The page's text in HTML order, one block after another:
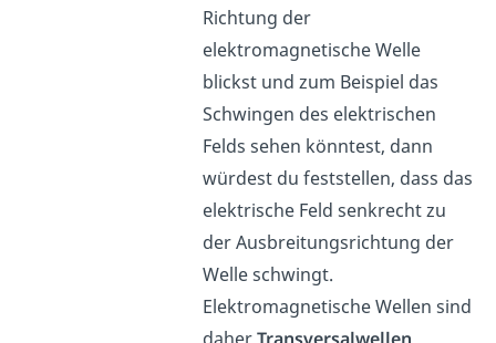
Richtung der
elektromagnetische Welle
blickst und zum Beispiel das
Schwingen des elektrischen
Felds sehen könntest, dann
würdest du feststellen, dass das
elektrische Feld senkrecht zu
der Ausbreitungsrichtung der
Welle schwingt.
Elektromagnetische Wellen sind